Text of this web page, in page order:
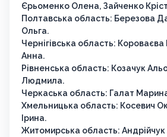
Єрьоменко Олена, Зайченко
Полтавська область: Березова
Ольга.
Чернігівська область: Короваєва
Анна.
Рівненська область: Козачук
Людмила.
Черкаська область: Галат
Хмельницька область: Косевич
Ірина.
Житомирська область: